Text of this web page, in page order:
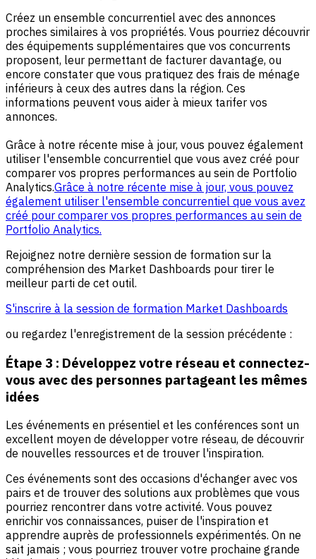
Créez un ensemble concurrentiel avec des annonces
proches similaires à vos propriétés. Vous pourriez découvrir
des équipements supplémentaires que vos concurrents
proposent, leur permettant de facturer davantage, ou
encore constater que vous pratiquez des frais de ménage
inférieurs à ceux des autres dans la région. Ces
informations peuvent vous aider à mieux tarifer vos
annonces.
Grâce à notre récente mise à jour, vous pouvez également
utiliser l'ensemble concurrentiel que vous avez créé pour
comparer vos propres performances au sein de Portfolio
Analytics.Grâce à notre récente mise à jour, vous pouvez
également utiliser l'ensemble concurrentiel que vous avez
créé pour comparer vos propres performances au sein de
Portfolio Analytics.
Rejoignez notre dernière session de formation sur la
compréhension des Market Dashboards pour tirer le
meilleur parti de cet outil.
S'inscrire à la session de formation Market Dashboards
ou regardez l'enregistrement de la session précédente :
Étape 3 : Développez votre réseau et connectez-
vous avec des personnes partageant les mêmes
idées
Les événements en présentiel et les conférences sont un
excellent moyen de développer votre réseau, de découvrir
de nouvelles ressources et de trouver l'inspiration.
Ces événements sont des occasions d'échanger avec vos
pairs et de trouver des solutions aux problèmes que vous
pourriez rencontrer dans votre activité. Vous pouvez
enrichir vos connaissances, puiser de l'inspiration et
apprendre auprès de professionnels expérimentés. On ne
sait jamais ; vous pourriez trouver votre prochaine grande